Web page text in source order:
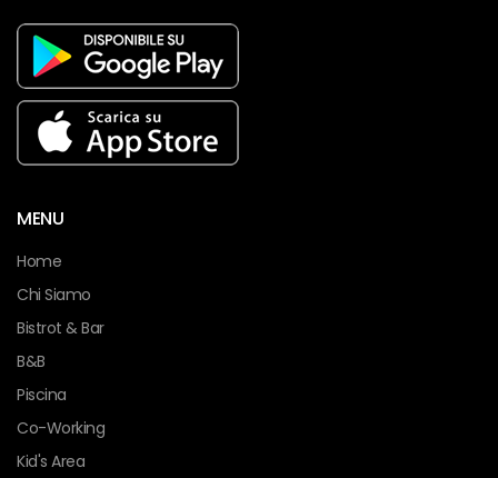
MENU
Home
Chi Siamo
Bistrot & Bar
B&B
Piscina
Co-Working
Kid's Area